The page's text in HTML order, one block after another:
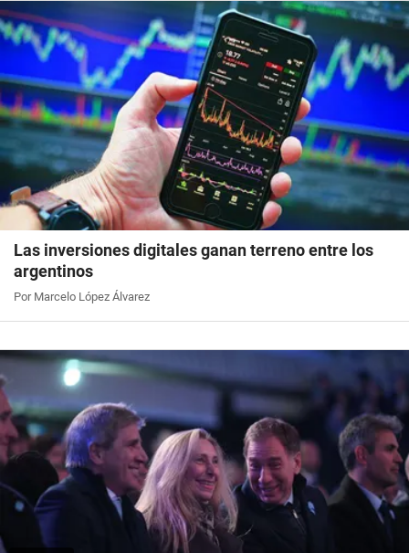
Las inversiones digitales ganan terreno entre los
argentinos
Por Marcelo López Álvarez